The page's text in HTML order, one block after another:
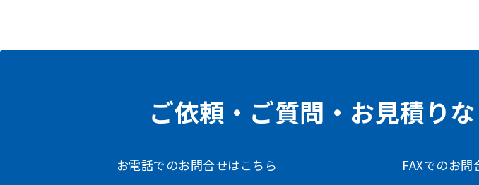
ご依頼・ご質問・お見積り
お電話でのお問合せはこちら FAXでのお問